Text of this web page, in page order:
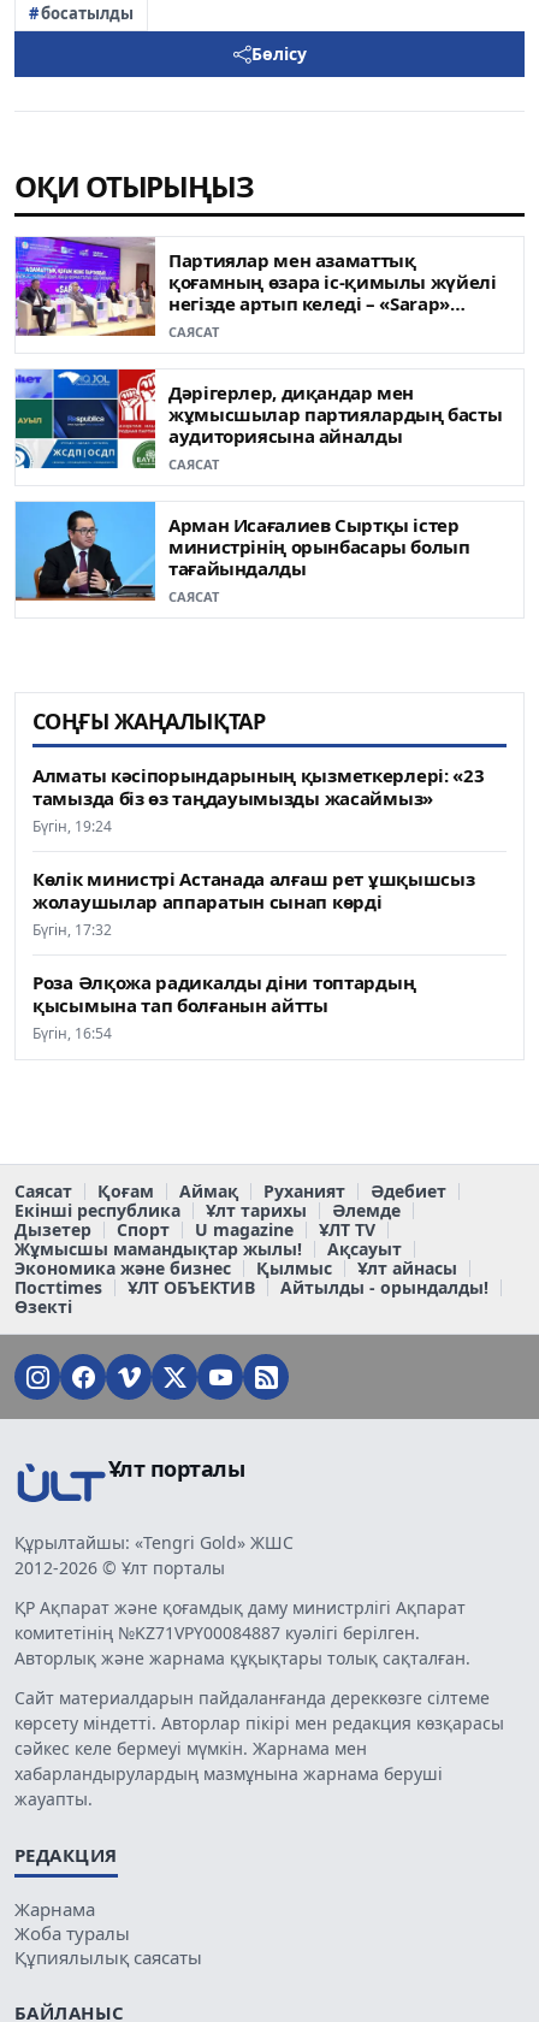
босатылды
Бөлісу
ОҚИ ОТЫРЫҢЫЗ
Партиялар мен азаматтық
қоғамның өзара іс-қимылы жүйелі
негізде артып келеді – «Sarap»
клубының сарапшылары
САЯСАТ
Дәрігерлер, диқандар мен
жұмысшылар партиялардың басты
аудиториясына айналды
САЯСАТ
Арман Исағалиев Сыртқы істер
министрінің орынбасары болып
тағайындалды
САЯСАТ
СОҢҒЫ ЖАҢАЛЫҚТАР
Алматы кәсіпорындарының қызметкерлері: «23
тамызда біз өз таңдауымызды жасаймыз»
Бүгін, 19:24
Көлік министрі Астанада алғаш рет ұшқышсыз
жолаушылар аппаратын сынап көрді
Бүгін, 17:32
Роза Әлқожа радикалды діни топтардың
қысымына тап болғанын айтты
Бүгін, 16:54
Саясат Қоғам Аймақ Руханият
Әдебиет
Екінші республика
Ұлт тарихы
Әлемде
Дызетер
Спорт U magazine
ҰЛТ TV
Жұмысшы мамандықтар жылы!
Ақсауыт
Экономика және бизнес
Қылмыс
Ұлт айнасы
Постtimes
ҰЛТ ОБЪЕКТИВ
Айтылды - орындалды!
Өзекті
Ұлт порталы
Құрылтайшы: «Tengri Gold» ЖШС
2012-2026 © Ұлт порталы
ҚР Ақпарат және қоғамдық даму министрлігі Ақпарат
комитетінің №KZ71VPY00084887 куәлігі берілген.
Авторлық және жарнама құқықтары толық сақталған.
Сайт материалдарын пайдаланғанда дереккөзге сілтеме
көрсету міндетті. Авторлар пікірі мен редакция көзқарасы
сәйкес келе бермеуі мүмкін. Жарнама мен
хабарландырулардың мазмұнына жарнама беруші
жауапты.
РЕДАКЦИЯ
Жарнама
Жоба туралы
Құпиялылық саясаты
БАЙЛАНЫС